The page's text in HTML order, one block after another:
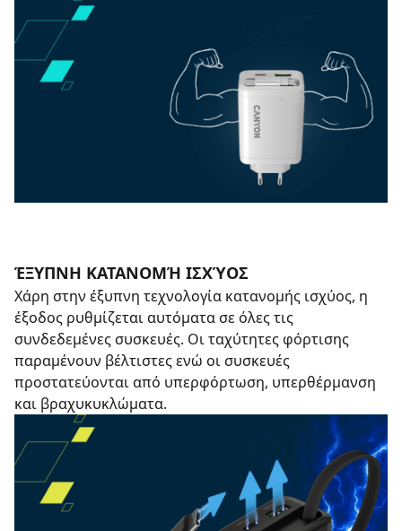
ΈΞΥΠΝΗ ΚΑΤΑΝΟΜΉ ΙΣΧΎΟΣ
Χάρη στην έξυπνη τεχνολογία κατανομής ισχύος, η
έξοδος ρυθμίζεται αυτόματα σε όλες τις
συνδεδεμένες συσκευές. Οι ταχύτητες φόρτισης
παραμένουν βέλτιστες ενώ οι συσκευές
προστατεύονται από υπερφόρτωση, υπερθέρμανση
και βραχυκυκλώματα.